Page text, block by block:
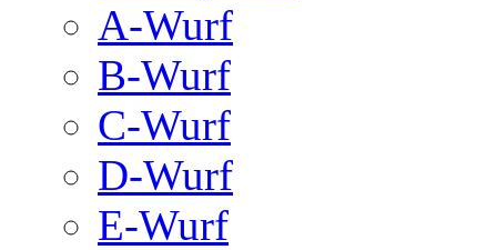
A-Wurf
B-Wurf
C-Wurf
D-Wurf
E-Wurf